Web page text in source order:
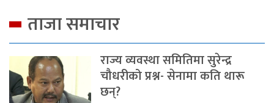
ताजा समाचार
राज्य व्यवस्था समितिमा सुरेन्द्र
चौधरीको प्रश्न- सेनामा कति थारू
छन्?